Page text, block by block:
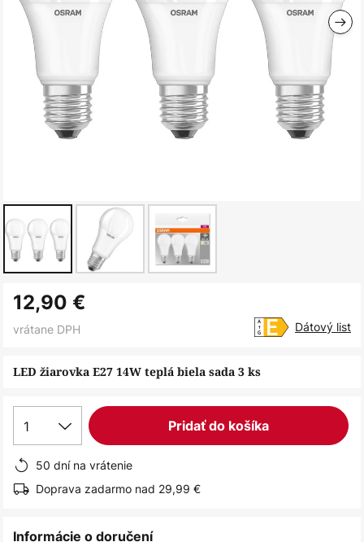
na
začiatok
obrázkov
LED žiarovka E27 14W teplá biela sada 3 ks
12,90 €
vrátane DPH Dátový list
1 Pridať do košíka
50 dní na vrátenie
Doprava zadarmo nad 29,99 €
Informácie o doručení